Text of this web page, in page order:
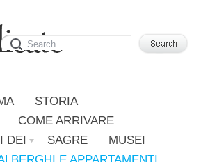
STORIA
COME ARRIVARE
DEI
SAGRE
MUSEI